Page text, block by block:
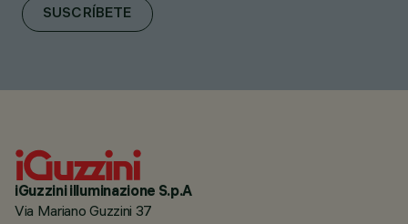
SUSCRÍBETE
iGuzzini illuminazione S.p.A
Via Mariano Guzzini 37